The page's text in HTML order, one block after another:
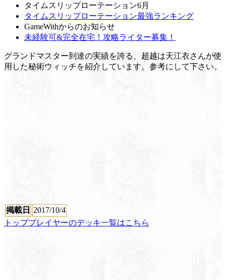
タイムスリップローテーション6月
タイムスリップローテーション最強ランキング
GameWithからのお知らせ
未経験可&完全在宅！攻略ライター募集！
グランドマスター到達の実績を誇る、超越は天江衣さんが使
用した秘術ウィッチを紹介しています。参考にして下さい。
掲載日
2017/10/4
トッププレイヤーのデッキ一覧はこちら